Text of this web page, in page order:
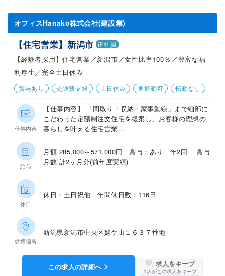
オフィスHanako株式会社(建設業)
【住宅営業】新潟市 正社員
【経験者採用】住宅営業／新潟市／女性比率100％／豊富な福
利厚生／完全土日休み
賞与あり 交通費支給 土日休み 車通勤可 転勤なし
仕事内容
【仕事内容】 「間取り・収納・家事動線」まで細部に
こだわった定額制注文住宅を提案し、お客様の理想の
暮らしを叶える住宅営業...
給与
月額 285,000～571,000円 賞与：あり 年2回 賞与
月数 計2ヶ月分(前年度実績)
休日
休日：土日祝他 年間休日数：116日
就業場所
新潟県新潟市中央区姥ケ山１６３７番地
この求人の詳細へ 求人をキープ
1 人がこの求人をキープ